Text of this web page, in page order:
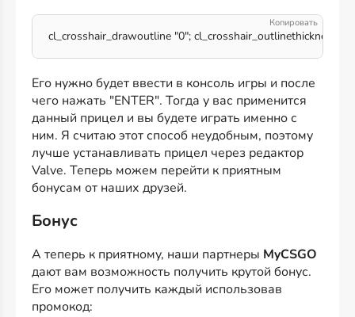
cl_crosshair_drawoutline "0"; cl_crosshair_outlinethickness
Его нужно будет ввести в консоль игры и после
чего нажать "ENTER". Тогда у вас применится
данный прицел и вы будете играть именно с
ним. Я считаю этот способ неудобным, поэтому
лучше устанавливать прицел через редактор
Valve. Теперь можем перейти к приятным
бонусам от наших друзей.
Бонус
А теперь к приятному, наши партнеры MyCSGO
дают вам возможность получить крутой бонус.
Его может получить каждый использовав
промокод: